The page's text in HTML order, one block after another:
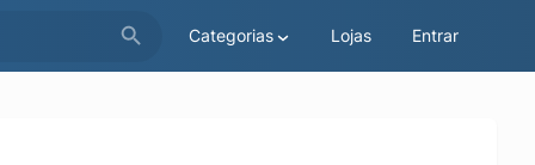
Categorias Lojas Entrar